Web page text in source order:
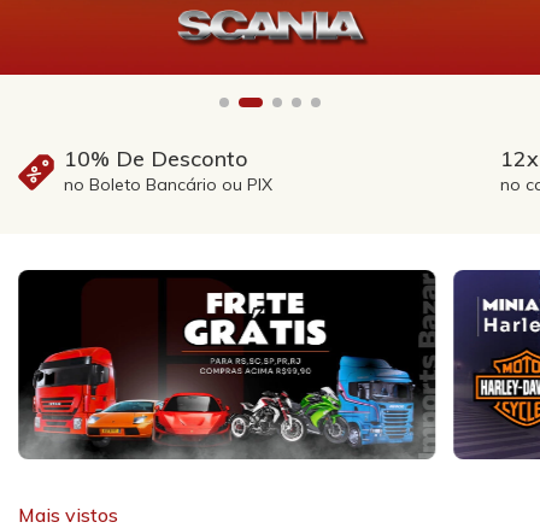
12x sem juros
no cartão de crédito
Mais vistos